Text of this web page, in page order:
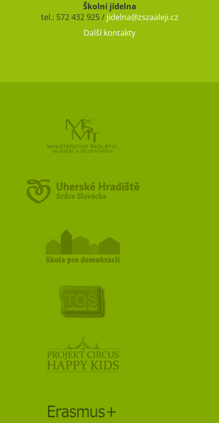
Školní jídelna
tel.: 572 432 925 / jidelna@zszaaleji.cz
Další kontakty